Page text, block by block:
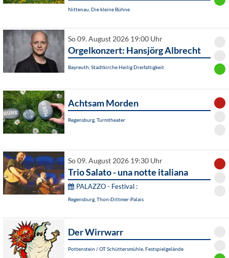
Nittenau, Die kleine Bühne
So 09. August 2026 19:00 Uhr
Orgelkonzert: Hansjörg Albrecht
Bayreuth, Stadtkirche Heilig Dreifaltigkeit
Achtsam Morden
Regensburg, Turmtheater
So 09. August 2026 19:30 Uhr
Trio Salato - una notte italiana
PALAZZO - Festival :
Regensburg, Thon-Dittmer-Palais
Der Wirrwarr
Pottenstein / OT Schüttersmühle, Festspielgelände